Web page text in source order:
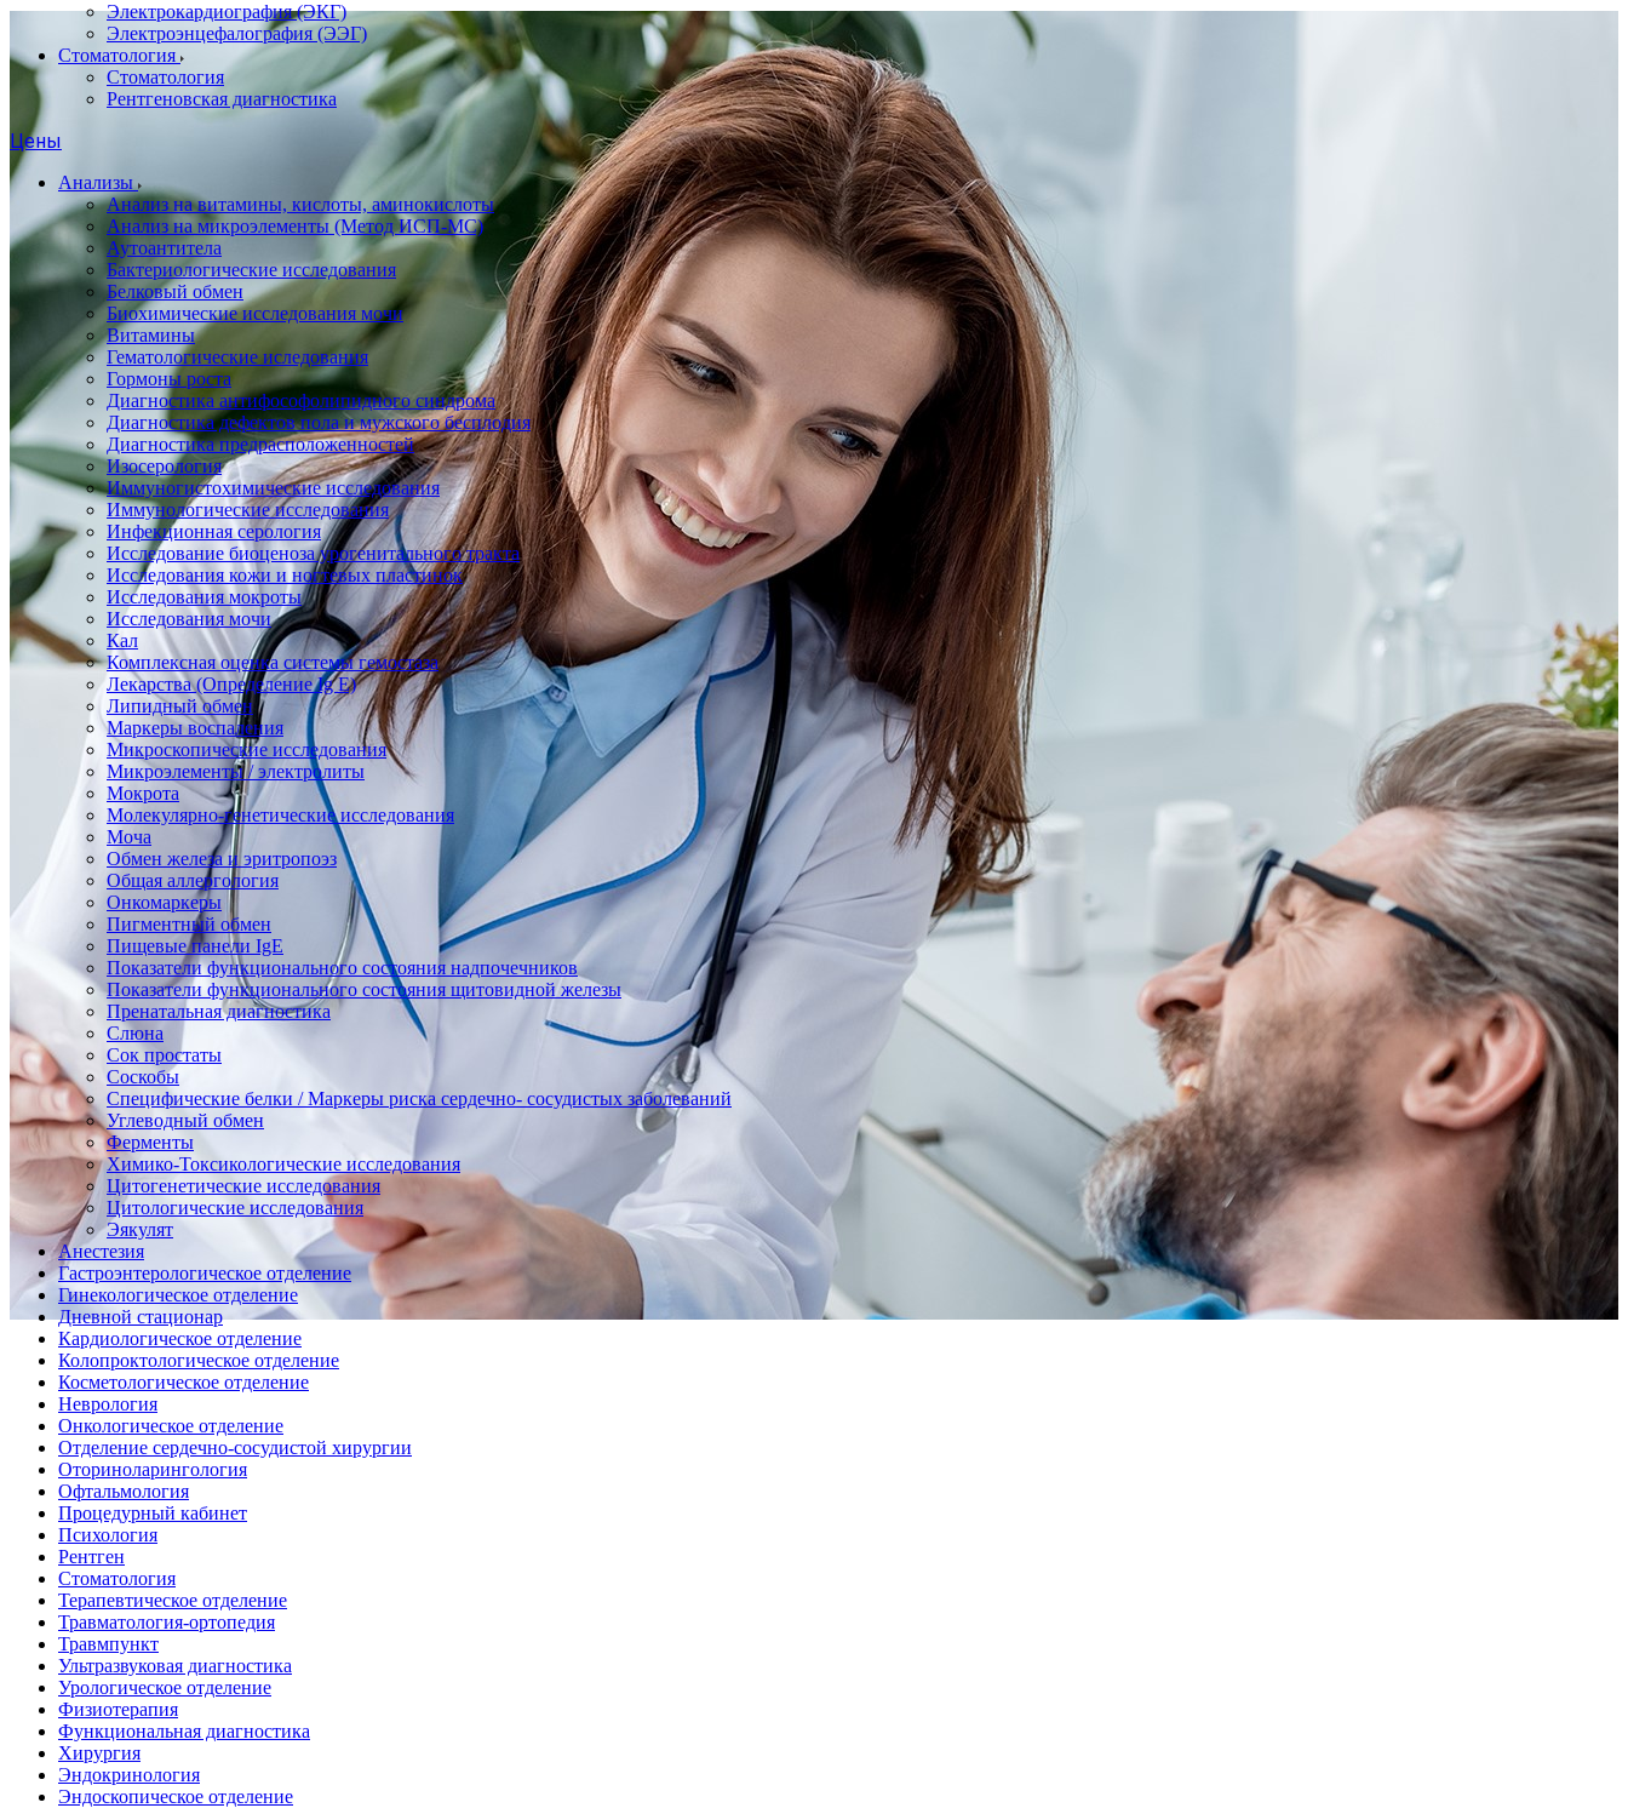
Электрокардиография (ЭКГ)
Электроэнцефалография (ЭЭГ)
Стоматология
Стоматология
Рентгеновская диагностика
Цены
Анализы
Анализ на витамины, кислоты, аминокислоты
Анализ на микроэлементы (Метод ИСП-МС)
Аутоантитела
Бактериологические исследования
Белковый обмен
Биохимические исследования мочи
Витамины
Гематологические иследования
Гормоны роста
Диагностика антифософолипидного синдрома
Диагностика дефектов пола и мужского бесплодия
Диагностика предрасположенностей
Изосерология
Иммуногистохимические исследования
Иммунологические исследования
Инфекционная серология
Исследование биоценоза урогенитального тракта
Исследования кожи и ногтевых пластинок
Исследования мокроты
Исследования мочи
Кал
Комплексная оценка системы гемостаза
Лекарства (Определение Ig E)
Липидный обмен
Маркеры воспаления
Микроскопические исследования
Микроэлементы / электролиты
Мокрота
Молекулярно-генетические исследования
Моча
Обмен железа и эритропоэз
Общая аллергология
Онкомаркеры
Пигментный обмен
Пищевые панели IgE
Показатели функционального состояния надпочечников
Показатели функционального состояния щитовидной железы
Пренатальная диагностика
Слюна
Сок простаты
Соскобы
Специфические белки / Маркеры риска сердечно- сосудистых заболеваний
Углеводный обмен
Ферменты
Химико-Токсикологические исследования
Цитогенетические исследования
Цитологические исследования
Эякулят
Анестезия
Гастроэнтерологическое отделение
Гинекологическое отделение
Дневной стационар
Кардиологическое отделение
Колопроктологическое отделение
Косметологическое отделение
Неврология
Онкологическое отделение
Отделение сердечно-сосудистой хирургии
Оториноларингология
Офтальмология
Процедурный кабинет
Психология
Рентген
Стоматология
Терапевтическое отделение
Травматология-ортопедия
Травмпункт
Ультразвуковая диагностика
Урологическое отделение
Физиотерапия
Функциональная диагностика
Хирургия
Эндокринология
Эндоскопическое отделение